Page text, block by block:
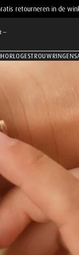
retourneren in de
HORLOGESTROUWRINGEN